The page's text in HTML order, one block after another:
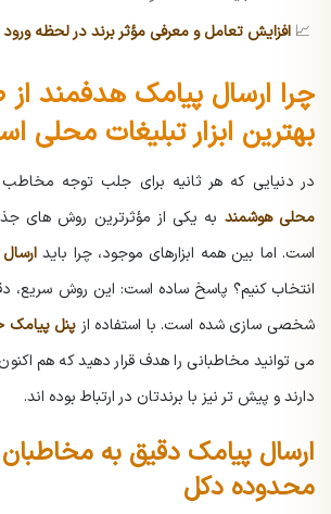
📈 افزایش تعامل و معرفی مؤثر برند در لحظه
چرا ارسال پیامک هدفمند
بهترین ابزار تبلیغات محلی
در دنیایی که هر ثانیه برای جلب توجه مخاطب
محلی هوشمند به یکی از مؤثرترین روش های
است. اما بین همه ابزارهای موجود، چرا باید
انتخاب کنیم؟ پاسخ ساده است: این روش سریع،
شخصی سازی شده است. با استفاده از پنل پیامک
می توانید مخاطبانی را هدف قرار دهید که هم
دارند و پیش تر نیز با برندتان در ارتباط بوده اند.
ارسال پیامک دقیق به
محدوده دکل